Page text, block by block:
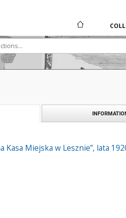
Kasa Miejska w Lesznie”, lata